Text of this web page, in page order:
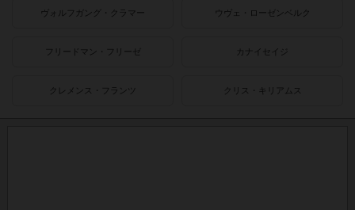
ヴォルフガング・クラマー ウヴェ・ローゼンベルク
フリードマン・フリーゼ カナイセイジ
クレメンス・フランツ クリス・キリアムス